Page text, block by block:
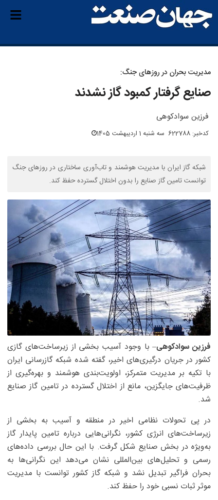
مدیریت بحران‌ در روزهای جنگ:
صنایع گرفتار کمبود گاز نشدند
فرزین سوادکوهی
کدخبر: 622788 سه شنبه 1 اردیبهشت 1405
شبکه گاز ایران با مدیریت هوشمند و تاب‌آوری ساختاری در روزهای جنگ
توانست تامین گاز صنایع را بدون اختلال گسترده حفظ کند.
فرزین سوادکوهی– با وجود آسیب بخشی از زیرساخت‌های گازی
کشور در جریان درگیری‌های اخیر، گفته شده شبکه گازرسانی ایران
با تکیه بر مدیریت متمرکز، اولویت‌بندی هوشمند و بهره‌گیری از
ظرفیت‌های جایگزین، مانع از اختلال گسترده در تامین گاز صنایع
شد.
در پی تحولات نظامی اخیر در منطقه و آسیب به بخشی از
زیرساخت‌های انرژی کشور، نگرانی‌هایی درباره تامین پایدار گاز
به‌ویژه در بخش صنایع شکل گرفت. با این حال بررسی داده‌های
رسمی و تحلیل‌های بین‌المللی نشان می‌دهد این نگرانی‌ها به
بحران فراگیر تبدیل نشد و شبکه گاز کشور توانست با مدیریت
موثر ثبات نسبی خود را حفظ کند.